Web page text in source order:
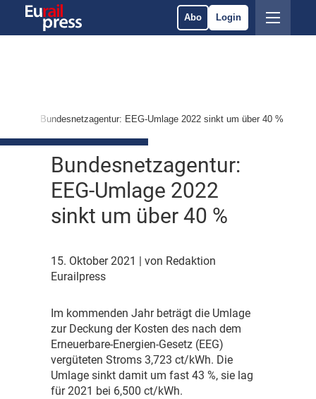
Abo Login
Bundesnetzagentur: EEG-Umlage 2022 sinkt um über 40 %
Bundesnetzagentur:
EEG-Umlage 2022
sinkt um über 40 %
15. Oktober 2021
| von Redaktion
Eurailpress
m kommenden Jahr beträgt die Umlage
zur Deckung der Kosten des nach dem
Erneuerbare-Energien-Gesetz (EEG)
vergüteten Stroms 3,723 ct/kWh. Die
Umlage sinkt damit um fast 43 %, sie lag
für 2021 bei 6,500 ct/kWh.